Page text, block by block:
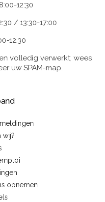
12:30
/ 13:30-17:00
12:30
volledig verwerkt; wees
uw SPAM-map.
wij?
opnemen